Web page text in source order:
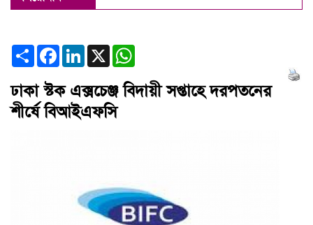
Share FacebookLinkedIn
X
ঢাকা স্টক এক্সচেঞ্জ বিদায়ী সপ্তাহে দরপতনের
শীর্ষে বিআইএফসি